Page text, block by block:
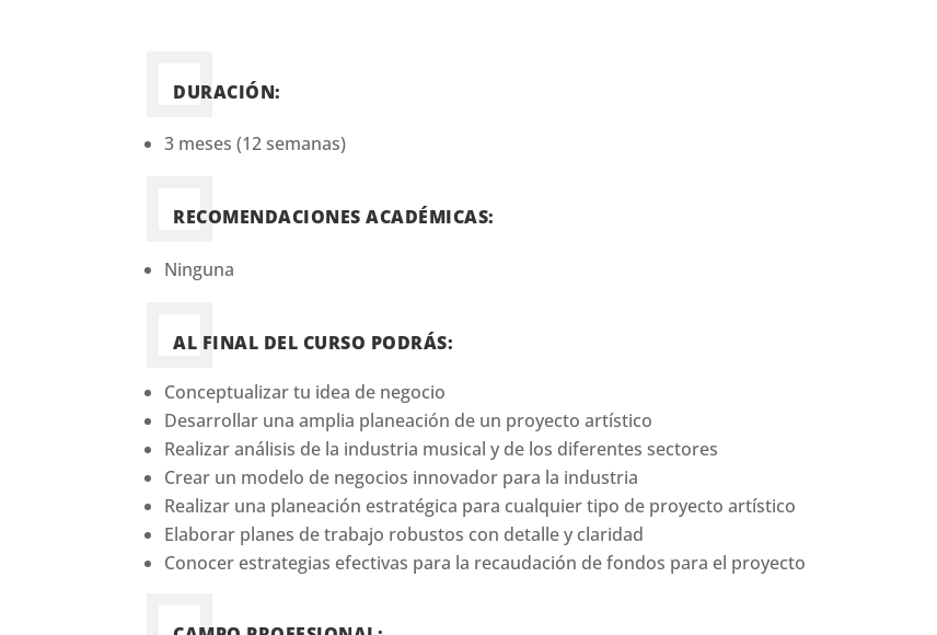
DURACIÓN:
3 meses (12 semanas)
RECOMENDACIONES ACADÉMICAS:
Ninguna
AL FINAL DEL CURSO PODRÁS:
Conceptualizar tu idea de negocio
Desarrollar una amplia planeación de un proyecto artístico
Realizar análisis de la industria musical y de los diferentes sectores
Crear un modelo de negocios innovador para la industria
Realizar una planeación estratégica para cualquier tipo de proyecto artístico
Elaborar planes de trabajo robustos con detalle y claridad
Conocer estrategias efectivas para la recaudación de fondos para el proyecto